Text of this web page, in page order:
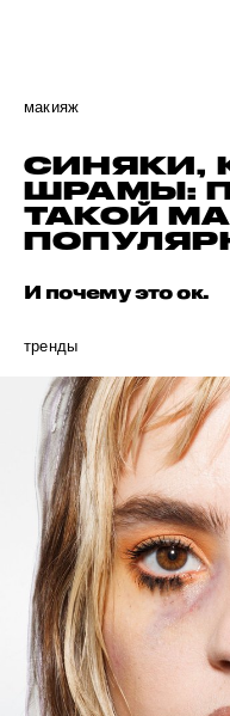
макияж
СИНЯКИ,
ШРАМЫ:
ТАКОЙ
И почему это ок.
тренды